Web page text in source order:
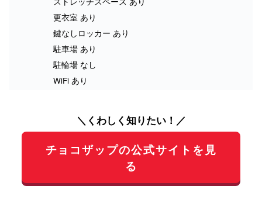
更衣室 あり
鍵なしロッカー あり
駐車場 あり
駐輪場 なし
WiFi あり
＼くわしく知りたい！／
チョコザップの公式サイトを見
る